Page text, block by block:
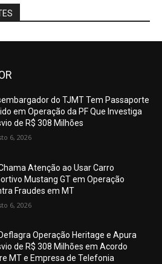
do TJMT Tem Passaporte
em Operação da PF Que Investiga
de R$ 308 Milhões
6, 2026
Atenção ao Usar Carro
Mustang GT em Operação
Fraudes em MT
6, 2026
Operação Heritage e Apura
de R$ 308 Milhões em Acordo
MT e Empresa de Telefonia